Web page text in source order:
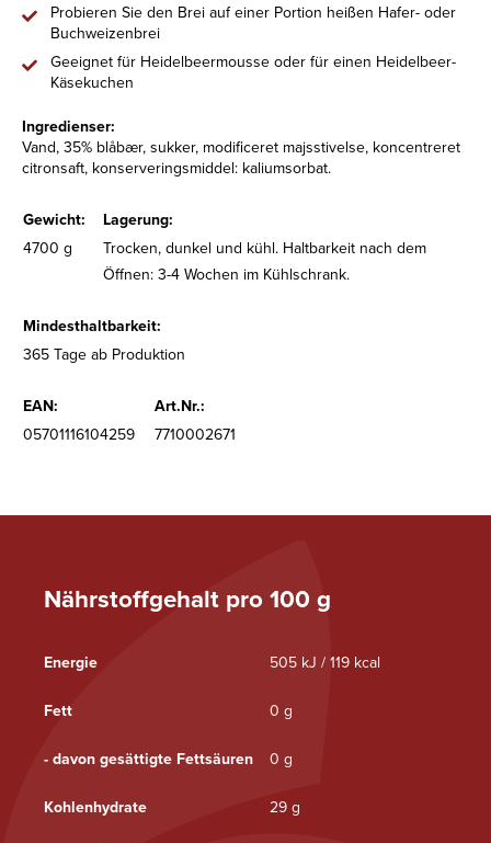
Nährstoffgehalt pro 100 g
Energie 505 kJ / 119 kcal
Fett 0 g
- davon gesättigte Fettsäuren 0 g
Kohlenhydrate 29 g
Probieren Sie den Brei auf einer Portion heißen Hafer- oder
Buchweizenbrei
Geeignet für Heidelbeermousse oder für einen Heidelbeer-
Käsekuchen
Ingredienser:
Vand, 35% blåbær, sukker, modificeret majsstivelse, koncentreret
citronsaft, konserveringsmiddel: kaliumsorbat.
Gewicht:
Lagerung:
4700 g
Trocken, dunkel und kühl. Haltbarkeit nach dem
Öffnen: 3-4 Wochen im Kühlschrank.
Mindesthaltbarkeit:
365 Tage ab Produktion
EAN:
Art.Nr.:
05701116104259
7710002671